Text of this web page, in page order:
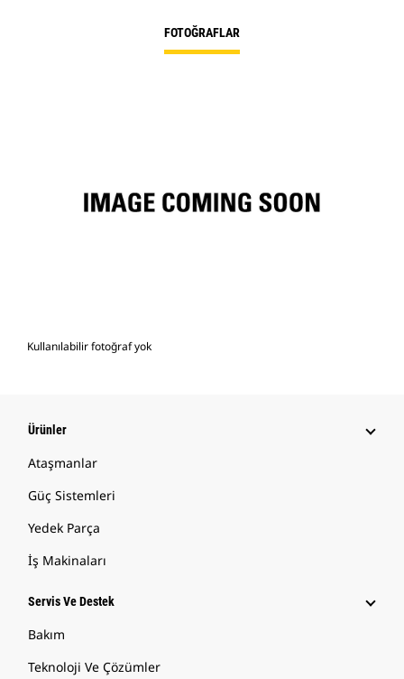
FOTOĞRAFLAR
Kullanılabilir fotoğraf yok
Ürünler
Ataşmanlar
Güç Sistemleri
Yedek Parça
İş Makinaları
Servis Ve Destek
Bakım
Teknoloji Ve Çözümler